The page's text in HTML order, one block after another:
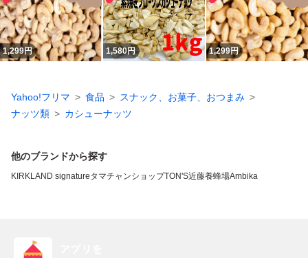
1,299円 1,580円 1,299円
Yahoo!フリマ 食品
スナック、お菓子、おつまみ
ナッツ類
カシューナッツ
他のブランドから探す
KIRKLAND signatureタマチャンショップTON'S近藤養蜂場Ambika